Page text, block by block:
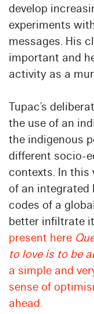
develop
experiments
messages. His
important and
activity as a
Tupac’s
the use of an
the indigenous
different socio-
contexts. In this
of an integrated
codes of a
better infiltrate
present here
to love is to be
a simple and
sense of
ahead.